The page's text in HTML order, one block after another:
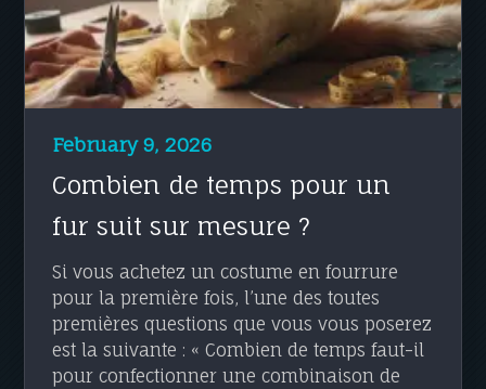
February 9, 2026
Combien de temps pour un
fur suit sur mesure ?
Si vous achetez un costume en fourrure
pour la première fois, l’une des toutes
premières questions que vous vous poserez
est la suivante : « Combien de temps faut-il
pour confectionner une combinaison de